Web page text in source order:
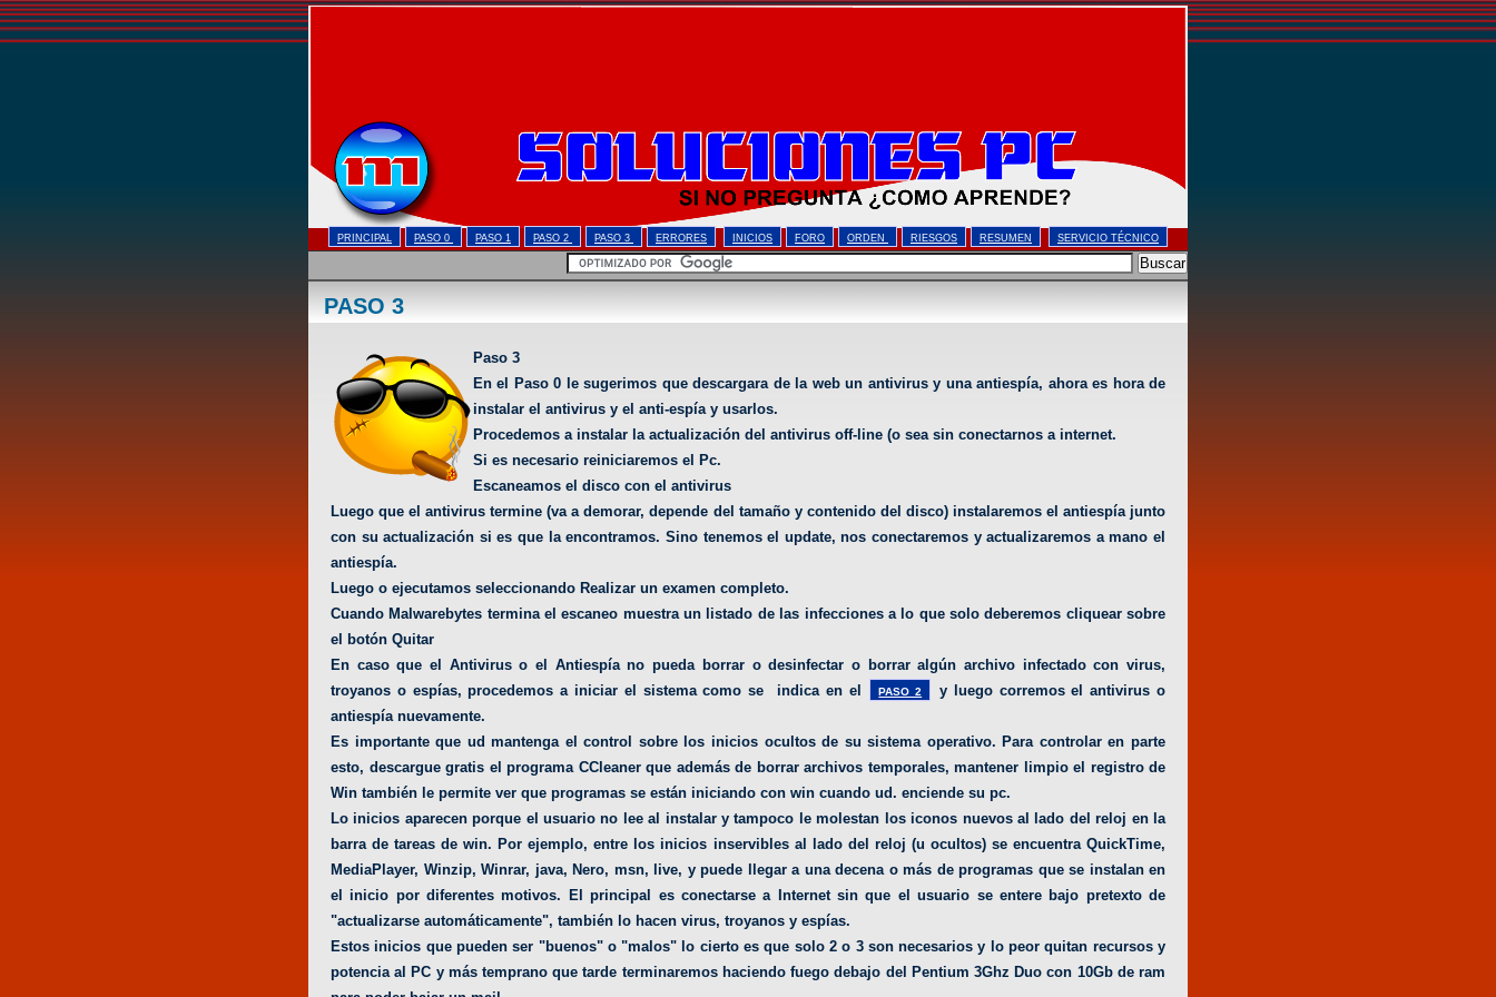
PRINCIPAL PASO 0 PASO 1 PASO 2 PASO 3 ERRORES INICIOS FORO ORDEN RIESGOS RESUMEN SERVICIO TÉCNICO
PASO 3
Paso 3
En el Paso 0 le sugerimos que descargara de la web un antivirus y una antiespía, ahora es hora de
instalar el antivirus y el anti-espía y usarlos.
Procedemos a instalar la actualización del antivirus off-line (o sea sin conectarnos a internet.
Si es necesario reiniciaremos el Pc.
Escaneamos el disco con el antivirus
Luego que el antivirus termine (va a demorar, depende del tamaño y contenido del disco) instalaremos el antiespía junto
con su actualización si es que la encontramos. Sino tenemos el update, nos conectaremos y actualizaremos a mano el
antiespía.
Luego o ejecutamos seleccionando Realizar un examen completo.
Cuando Malwarebytes termina el escaneo muestra un listado de las infecciones a lo que solo deberemos cliquear sobre
el botón Quitar
En caso que el Antivirus o el Antiespía no pueda borrar o desinfectar o borrar algún archivo infectado con virus,
troyanos o espías, procedemos a iniciar el sistema como se indica en el
PASO 2
y luego corremos el antivirus o
antiespía nuevamente.
Es importante que ud mantenga el control sobre los inicios ocultos de su sistema operativo. Para controlar en parte
esto, descargue gratis el programa CCleaner que además de borrar archivos temporales, mantener limpio el registro de
Win también le permite ver que programas se están iniciando con win cuando ud. enciende su pc.
Lo inicios aparecen porque el usuario no lee al instalar y tampoco le molestan los iconos nuevos al lado del reloj en la
barra de tareas de win. Por ejemplo, entre los inicios inservibles al lado del reloj (u ocultos) se encuentra QuickTime,
MediaPlayer, Winzip, Winrar, java, Nero, msn, live, y puede llegar a una decena o más de programas que se instalan en
el inicio por diferentes motivos. El principal es conectarse a Internet sin que el usuario se entere bajo pretexto de
"actualizarse automáticamente", también lo hacen virus, troyanos y espías.
Estos inicios que pueden ser "buenos" o "malos" lo cierto es que solo 2 o 3 son necesarios y lo peor quitan recursos y
potencia al PC y más temprano que tarde terminaremos haciendo fuego debajo del Pentium 3Ghz Duo con 10Gb de ram